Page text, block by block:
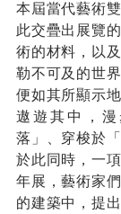
本屆當代藝術
此交疊出展覽
術的材料，以
勒不可及的世
便如其所顯示
遨遊其中，
落」、穿梭於
於此同時，一
年展，藝術家
的建築中，提